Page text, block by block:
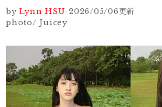
by Lynn HSU-2026/05/06更新
photo/ Juicey